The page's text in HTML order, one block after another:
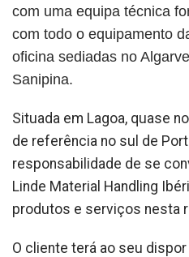
com uma equipa técnica
com todo o equipamento
oficina sediadas no
Sanipina.
Situada em Lagoa, quase
de referência no sul de
responsabilidade de se
Linde Material Handling
produtos e serviços nesta
O cliente terá ao seu